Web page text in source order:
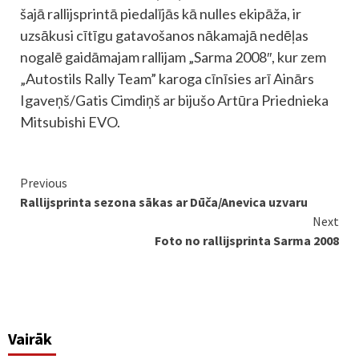
šajā rallijsprintā piedalījās kā nulles ekipāža, ir
uzsākusi cītīgu gatavošanos nākamajā nedēļas
nogalē gaidāmajam rallijam „Sarma 2008″, kur zem
„Autostils Rally Team” karoga cīnīsies arī Ainārs
Igaveņš/Gatis Cimdiņš ar bijušo Artūra Priednieka
Mitsubishi EVO.
Continue
Reading
Previous
Rallijsprinta sezona sākas ar Dūča/Anevica uzvaru
Next
Foto no rallijsprinta Sarma 2008
Vairāk